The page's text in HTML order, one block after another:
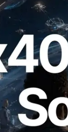
RPC を
要な API
け